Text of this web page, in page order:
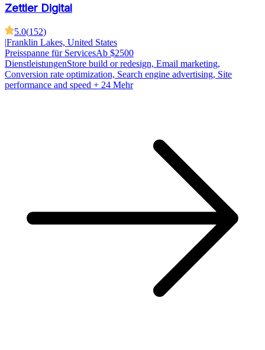
Zettler Digital
5.0(152)
|Franklin Lakes, United States
Preisspanne für ServicesAb $2500
DienstleistungenStore build or redesign, Email marketing,
Conversion rate optimization, Search engine advertising, Site
performance and speed + 24 Mehr